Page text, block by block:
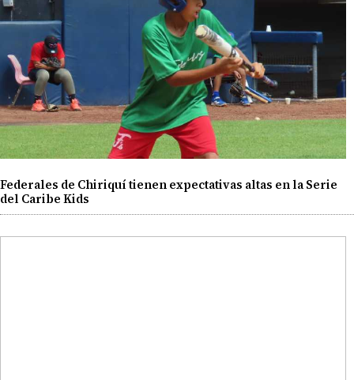
Federales de Chiriquí tienen expectativas altas en la Serie
del Caribe Kids